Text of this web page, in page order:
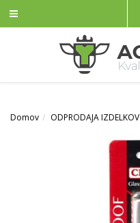
Domov ODPRODAJA IZDELKOV